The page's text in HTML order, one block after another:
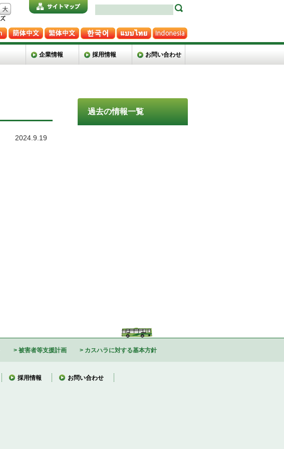
企業情報 採用情報 お問い合わせ
過去の情報一覧
2024.9.19
被害者等支援計画 カスハラに対する基本方針
採用情報 お問い合わせ